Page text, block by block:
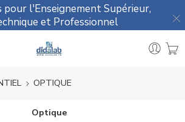
pour l'Enseignement Supérieur,
et Professionnel
OPTIQUE
Optique